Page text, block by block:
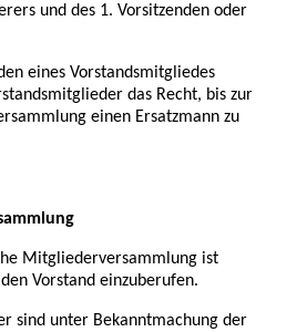
und des 1. Vorsitzenden oder
eines Vorstandsmitgliedes
das Recht, bis zur
einen Ersatzmann zu
ist
Vorstand einzuberufen.
unter Bekanntmachung der